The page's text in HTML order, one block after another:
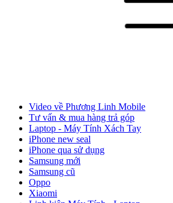
Video về Phương Linh Mobile
Tư vấn & mua hàng trả góp
Laptop - Máy Tính Xách Tay
iPhone new seal
iPhone qua sử dụng
Samsung mới
Samsung cũ
Oppo
Xiaomi